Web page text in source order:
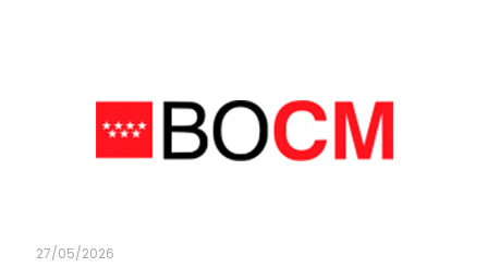
27/05/2026